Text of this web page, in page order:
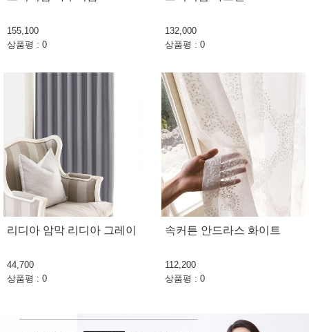
155,100
상품평 : 0
132,000
상품평 : 0
리디아 암막 리디아 그레이
44,700
상품평 : 0
속커튼 안드라스 화이트
112,200
상품평 : 0